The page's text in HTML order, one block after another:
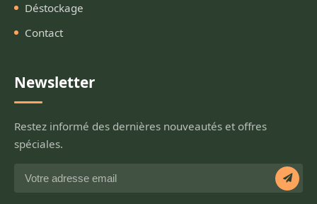
Déstockage
Contact
Newsletter
Restez informé des dernières nouveautés et offres
spéciales.